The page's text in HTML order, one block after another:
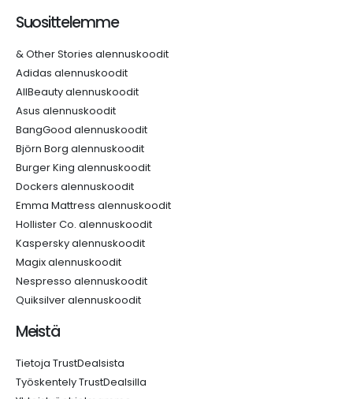
Suosittelemme
& Other Stories alennuskoodit
Adidas alennuskoodit
AllBeauty alennuskoodit
Asus alennuskoodit
BangGood alennuskoodit
Björn Borg alennuskoodit
Burger King alennuskoodit
Dockers alennuskoodit
Emma Mattress alennuskoodit
Hollister Co. alennuskoodit
Kaspersky alennuskoodit
Magix alennuskoodit
Nespresso alennuskoodit
Quiksilver alennuskoodit
Meistä
Tietoja TrustDealsista
Työskentely TrustDealsilla